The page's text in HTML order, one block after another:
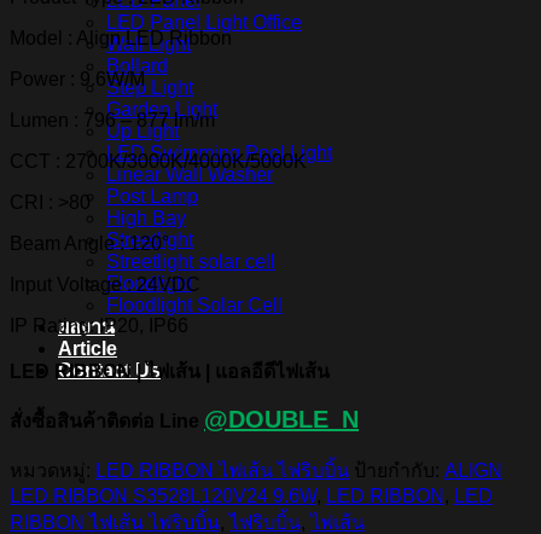
LED Panel Light Office
Wall Light
Bollard
Step Light
Garden Light
Up Light
LED Swimming Pool Light
Linear Wall Washer
Post Lamp
High Bay
Streetlight
Streetlight solar cell
Floodlight
Floodlight Solar Cell
ผลงาน
Article
Contact Us
Model : Align LED Ribbon
Power : 9.6W/M
Lumen : 796 – 877 lm/m
CCT : 2700K/3000K/4000K/5000K
CRI : >80
Beam Angle : 120°
Input Voltage : 24VDC
IP Rating: IP20, IP66
LED RIBBON | ไฟเส้น | แอลอีดีไฟเส้น
สั่งซื้อสินค้าติดต่อ Line @DOUBLE_N
หมวดหมู่: LED RIBBON ไฟเส้น ไฟริบบิ้น ป้ายกำกับ: ALIGN
LED RIBBON S3528L120V24 9.6W, LED RIBBON , LED
RIBBON ไฟเส้น ไฟริบบิ้น,ไฟริบบิ้น,ไฟเส้น